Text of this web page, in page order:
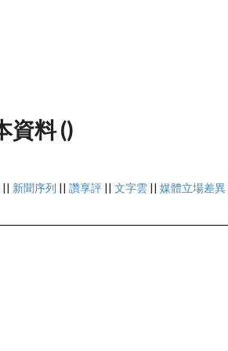
資料 ()
|| 新聞序列 || 讚享評 || 文字雲 || 媒體立場差異